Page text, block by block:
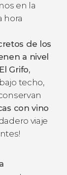
en la
hora
de los
a nivel
Grifo,
techo,
con vino
viaje